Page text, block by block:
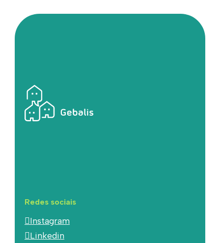
Redes sociais
Instagram
Linkedin